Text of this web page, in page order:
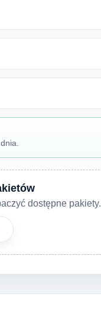
dostępne pakiety.